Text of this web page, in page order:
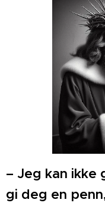
– Jeg kan ikke
gi deg en